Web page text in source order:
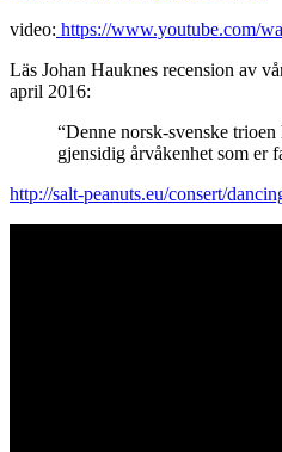
video: https://www.youtube.com/
Läs Johan Hauknes recension av
april 2016:
“Denne norsk-svenske trioen
gjensidig årvåkenhet som er
http://salt-peanuts.eu/consert/